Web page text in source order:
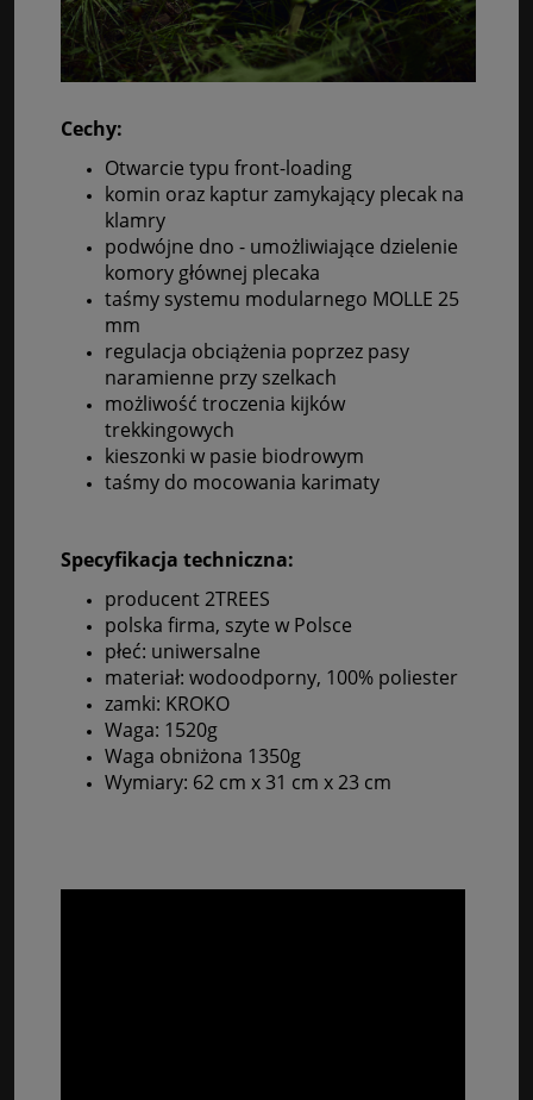
Cechy:
Otwarcie typu front-loading
komin oraz kaptur zamykający plecak na
klamry
podwójne dno - umożliwiające dzielenie
komory głównej plecaka
taśmy systemu modularnego MOLLE 25
mm
regulacja obciążenia poprzez pasy
naramienne przy szelkach
możliwość troczenia kijków
trekkingowych
kieszonki w pasie biodrowym
taśmy do mocowania karimaty
Specyfikacja techniczna:
producent 2TREES
polska firma, szyte w Polsce
płeć: uniwersalne
materiał: wodoodporny, 100% poliester
zamki: KROKO
Waga: 1520g
Waga obniżona 1350g
Wymiary: 62 cm x 31 cm x 23 cm